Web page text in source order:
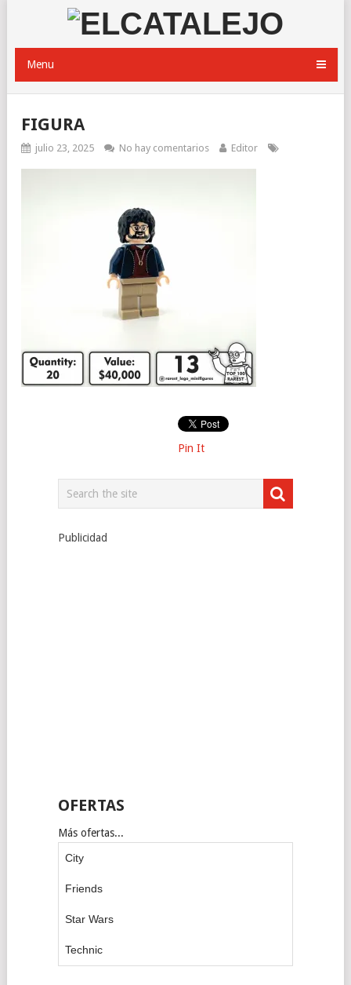
Menu
FIGURA
julio 23, 2025 No hay comentarios Editor
Pin It
Publicidad
OFERTAS
Más ofertas...
City
Friends
Star Wars
Technic